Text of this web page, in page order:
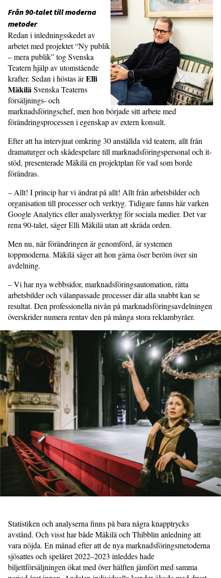
Från 90-talet till moderna
metoder
Redan i inledningsskedet av
arbetet med projektet “Ny publik
– mera publik” tog Svenska
Teatern hjälp av utomstående
krafter. Sedan i höstas ärElli
MäkiläSvenska Teaterns
försäljnings- och
marknadsföringschef, men hon började sitt arbete med
förändringsprocessen i egenskap av extern konsult.
Efter att ha intervjuat omkring 30 anställda vid teatern, allt från
dramaturger och skådespelare till marknadsföringspersonal och it-
stöd, presenterade Mäkilä en projektplan för vad som borde
förändras.
– Allt! I princip har vi ändrat på allt! Allt från arbetsbilder och
organisation till processer och verktyg. Tidigare fanns här varken
Google Analytics eller analysverktyg för sociala medier. Det var
rena 90-talet, säger Elli Mäkilä utan att skräda orden.
Men nu, när förändringen är genomförd, är systemen
toppmoderna. Mäkilä säger att hon gärna öser beröm över sin
avdelning.
– Vi har nya webbsidor, marknadsföringsautomation, rätta
arbetsbilder och välanpassade processer där alla snabbt kan se
resultat. Den professionella nivån på marknadsföringsavdelningen
överskrider numera rentav den på många stora reklambyråer.
Statistiken och analyserna finns på bara några knapptrycks
avstånd. Och visst har både Mäkilä och Thibblin anledning att
vara nöjda. En månad efter att de nya marknadsföringsmetoderna
sjösattes och spelåret 2022–2023 inleddes hade
biljettförsäljningen ökat med över hälften jämfört med samma